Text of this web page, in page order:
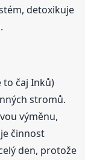
detoxikuje
to čaj Inků)
stromů.
výměnu,
činnost
den, protože